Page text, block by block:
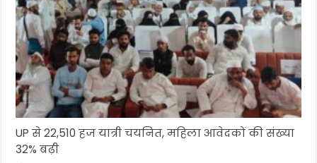
UP से 22,510 हज यात्री चयनित, महिला आवेदकों की संख्या
32% बढ़ी